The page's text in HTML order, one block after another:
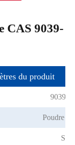
CAS 9039-
du produit
9039-
Poudre
S/o